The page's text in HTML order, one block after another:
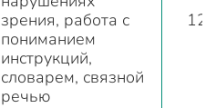
зрения, работа с
пониманием
инструкций,
словарем, связной
речью
12